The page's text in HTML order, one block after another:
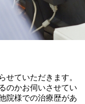
せていただきます。
のかお伺いさせてい
院様での治療歴があ